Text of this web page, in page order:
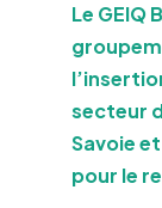
Le GEIQ
secteur
Savoie
pour le